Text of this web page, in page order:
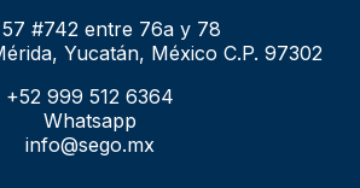
57 #742 entre 76a y 78
Yucatán, México C.P. 97302
+52 999 512 6364
Whatsapp
info@sego.mx